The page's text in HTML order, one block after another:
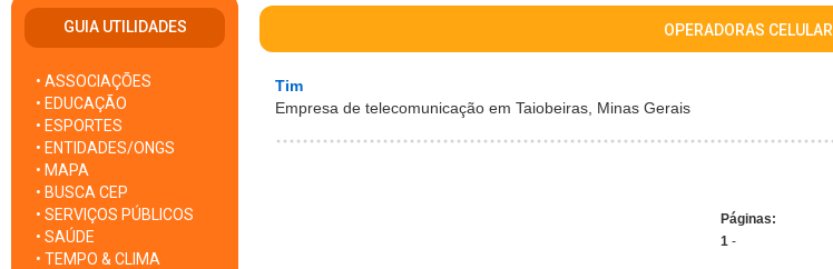
GUIA UTILIDADES
• ASSOCIAÇÕES
• EDUCAÇÃO
• ESPORTES
• ENTIDADES/ONGS
• MAPA
• BUSCA CEP
• SERVIÇOS PÚBLICOS
• SAÚDE
• TEMPO & CLIMA
OPERADORAS CELULAR
Tim
Empresa de telecomunicação em Taiobeiras, Minas Gerais
Páginas:
1 -